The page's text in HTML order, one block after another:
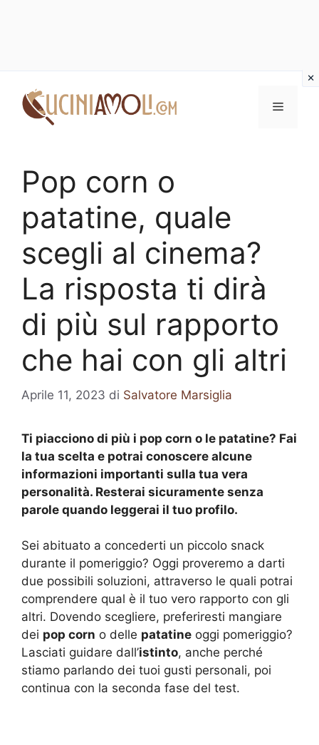
contenuto
Menu
Pop corn o
patatine, quale
scegli al cinema?
La risposta ti dirà
di più sul rapporto
che hai con gli altri
Aprile 11, 2023 di Salvatore Marsiglia
Ti piacciono di più i pop corn o le patatine? Fai
la tua scelta e potrai conoscere alcune
informazioni importanti sulla tua vera
personalità. Resterai sicuramente senza
parole quando leggerai il tuo profilo.
Sei abituato a concederti un piccolo snack
durante il pomeriggio? Oggi proveremo a darti
due possibili soluzioni, attraverso le quali potrai
comprendere qual è il tuo vero rapporto con gli
altri. Dovendo scegliere, preferiresti mangiare
dei pop corn o delle patatine oggi pomeriggio?
Lasciati guidare dall’istinto, anche perché
stiamo parlando dei tuoi gusti personali, poi
continua con la seconda fase del test.